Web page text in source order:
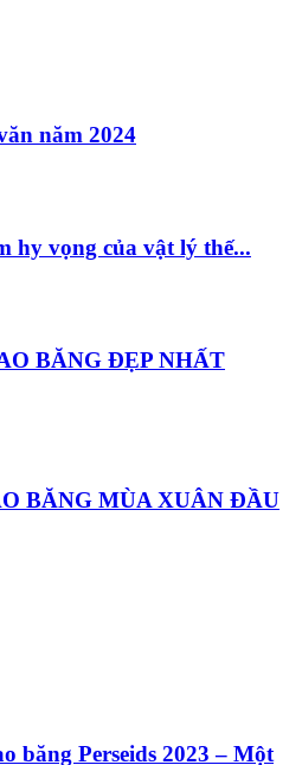
năm 2024
hy vọng của vật lý thế...
BĂNG ĐẸP NHẤT
BĂNG MÙA XUÂN ĐẦU
băng Perseids 2023 – Một